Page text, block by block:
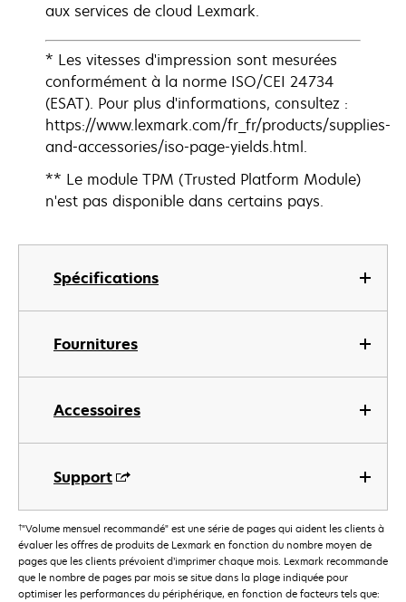
Spécifications
Fournitures
Accessoires
Support
aux services de cloud Lexmark.
* Les vitesses d'impression sont mesurées
conformément à la norme ISO/CEI 24734
(ESAT). Pour plus d'informations, consultez :
https://www.lexmark.com/fr_fr/products/supplies-
and-accessories/iso-page-yields.html.
** Le module TPM (Trusted Platform Module)
n'est pas disponible dans certains pays.
†"Volume mensuel recommandé" est une série de pages qui aident les clients à
évaluer les offres de produits de Lexmark en fonction du nombre moyen de
pages que les clients prévoient d’imprimer chaque mois. Lexmark recommande
que le nombre de pages par mois se situe dans la plage indiquée pour
optimiser les performances du périphérique, en fonction de facteurs tels que: